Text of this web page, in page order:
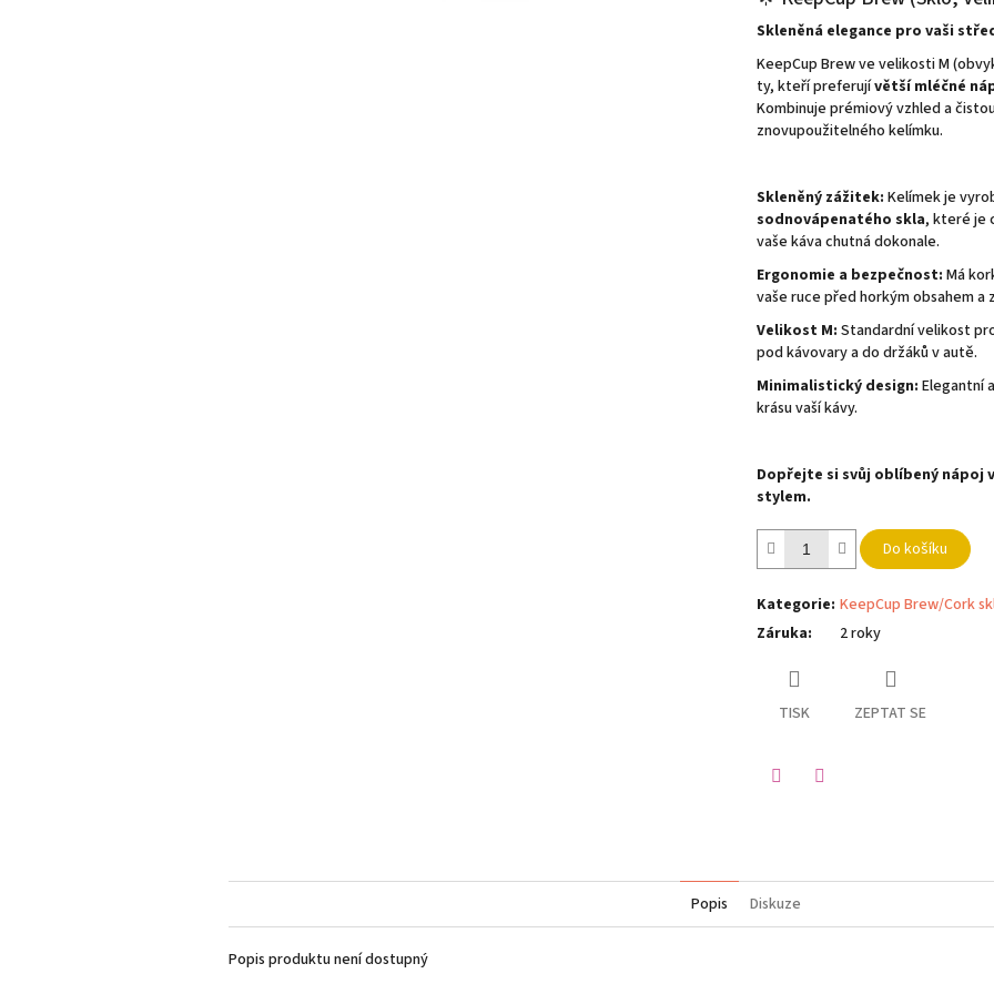
Skleněná elegance pro vaši
KeepCup Brew ve velikosti M
ty, kteří preferujívětší mléčné
Kombinuje prémiový vzhled a
znovupoužitelného kelímku.
Skleněný zážitek: Kelímek je
sodnovápenatého skla, které je
vaše káva chutná dokonale.
Ergonomie a bezpečnost: Má
vaše ruce před horkým obsahem
Velikost M: Standardní velikost
pod kávovary a do držáků v autě.
Minimalistický design: Elegantní
krásu vaší kávy.
Dopřejte si svůj oblíbený nápoj
stylem.
Do košíku
Kategorie: KeepCup Brew/Cork
Záruka: 2 roky
TISK ZEPTAT SE
Popis Diskuze
Popis produktu není dostupný